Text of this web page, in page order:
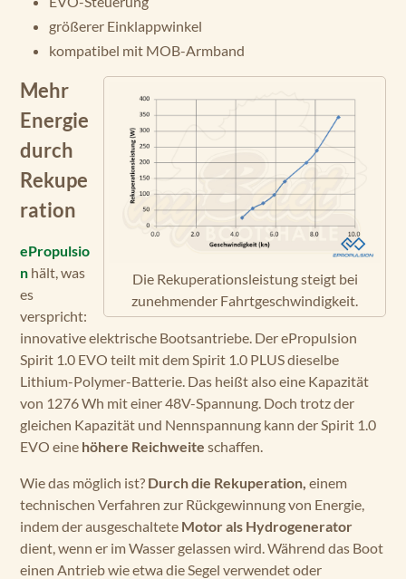
größerer Einklappwinkel
kompatibel mit MOB-Armband
Die Rekuperations­leistung steigt bei
zunehmender Fahrt­geschwindigkeit.
Mehr
Energie
durch
Rekupe
ration
ePropulsio
n hält, was
es
verspricht:
innovative elektrische Bootsantriebe. Der ePropulsion
Spirit 1.0 EVO teilt mit dem Spirit 1.0 PLUS dieselbe
Lithium-Polymer-Batterie. Das heißt also eine Kapazität
von 1276 Wh mit einer 48V-Spannung. Doch trotz der
gleichen Kapazität und Nennspannung kann der Spirit 1.0
EVO eine höhere Reichweite schaffen.
Wie das möglich ist? Durch die Rekuperation, einem
technischen Verfahren zur Rückgewinnung von Energie,
indem der ausgeschaltete Motor als Hydrogenerator
dient, wenn er im Wasser gelassen wird. Während das Boot
einen Antrieb wie etwa die Segel verwendet oder